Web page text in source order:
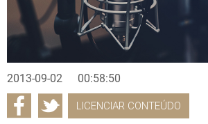
2013-09-02 00:58:50
LICENCIAR CONTEÚDO